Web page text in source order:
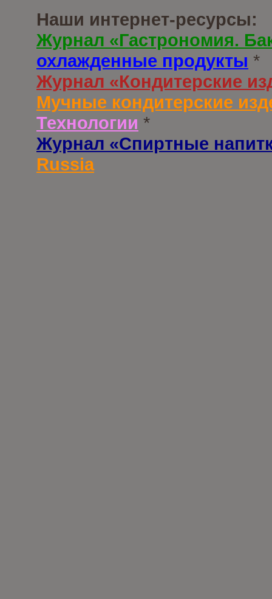
Наши интернет-ресурсы:
Журнал «Гастрономия.
охлажденные продукты *
Журнал «Кондитерские
Мучные кондитерские
Технологии *
Журнал «Спиртные
Russia